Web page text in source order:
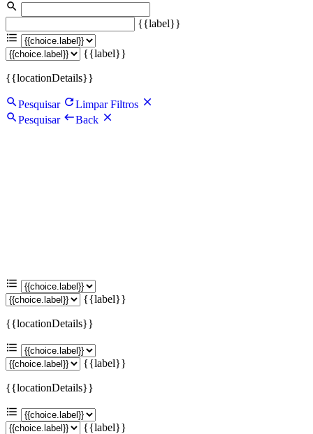
{{label}}
{{label}}
{{locationDetails}}
Pesquisar
Limpar Filtros
Pesquisar
Back
{{label}}
{{locationDetails}}
{{label}}
{{locationDetails}}
{{label}}